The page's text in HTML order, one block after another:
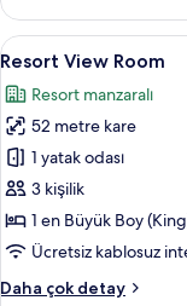
hakkında
daha
fazla
Resort
View
Room
için
tüm
fotoğrafları
görün
8
Resort View Room
Resort manzaralı
52 metre kare
1 yatak odası
3 kişilik
1 en Büyük Boy
Ücretsiz kablosuz
Daha çok detay
Resort